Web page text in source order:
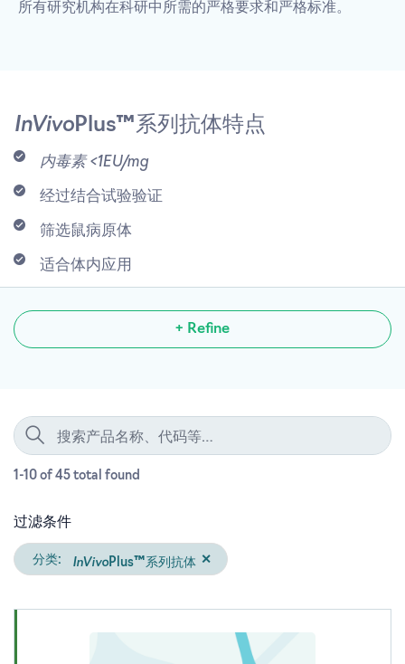
所有研究机构在科研中所需的严格要求和严格标准。
InVivoPlus™系列抗体特点
内毒素 <1EU/mg
经过结合试验验证
筛选鼠病原体
适合体内应用
+ Refine
1-10 of 45 total found
过滤条件
分类: InVivoPlus™系列抗体 ✕